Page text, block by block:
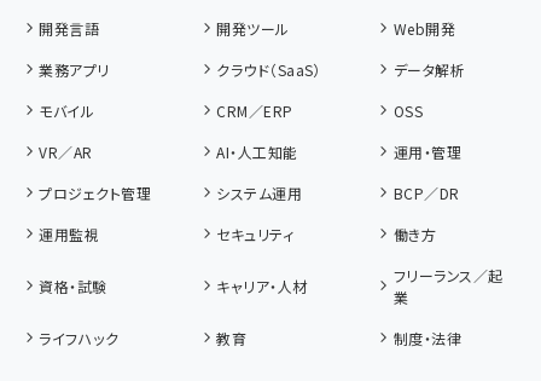
開発言語
開発ツール
Web開発
業務アプリ
クラウド（SaaS）
データ解析
モバイル
CRM／ERP
OSS
VR／AR
AI・人工知能
運用・管理
プロジェクト管理
システム運用
BCP／DR
運用監視
セキュリティ 働き方
資格・試験 キャリア・人材
フリーランス／起
業
ライフハック
教育 制度・法律